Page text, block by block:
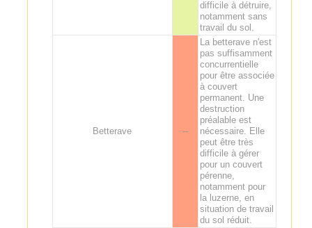
difficile à détruire,
notamment sans
travail du sol.
Betterave --
La betterave n'est
pas suffisamment
concurrentielle
pour être associée
à couvert
permanent. Une
destruction
préalable est
nécessaire. Elle
peut être très
difficile à gérer
pour un couvert
pérenne,
notamment pour
la luzerne, en
situation de travail
du sol réduit.